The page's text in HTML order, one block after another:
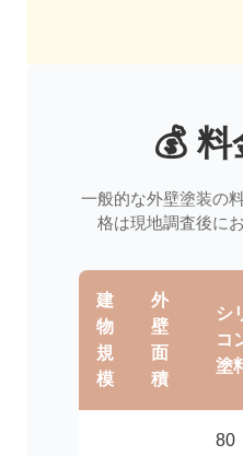
💰 料
一般的な外壁塗装の
格は現地調査後に
建
物
規
模
外
壁
面
積
シ
コ
塗
80